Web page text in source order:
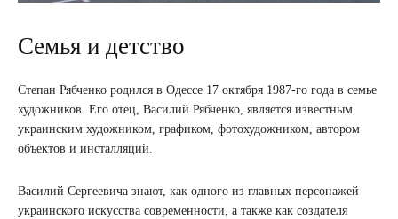
Семья и детство
Степан Рябченко родился в Одессе 17 октября 1987-го года в семье
художников. Его отец, Василий Рябченко, является известным
украинским художником, графиком, фотохудожником, автором
объектов и инсталляций.
Василий Сергеевича знают, как одного из главных персонажей
украинского искусства современности, а также как создателя